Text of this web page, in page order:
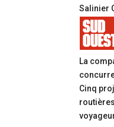
Salinier
La
Cinq